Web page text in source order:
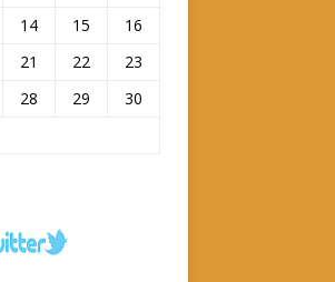
14 15
16
21 22
23
28 29
30